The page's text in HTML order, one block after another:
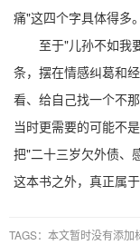
痛"这四个字具体得多。
至于"儿孙不如我
条，摆在情感纠葛和
看、给自己找一个不
当时更需要的可能不
把"二十三岁欠外债
这本书之外，真正属
TAGS：本文暂时没有添加